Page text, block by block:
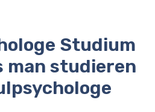
Studium
man studieren